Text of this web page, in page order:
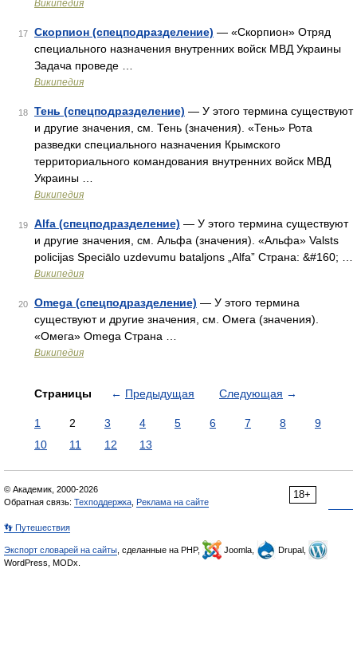
Википедия
17 Скорпион (спецподразделение) — «Скорпион» Отряд
специального назначения внутренних войск МВД Украины
Задача проведе …
Википедия
18 Тень (спецподразделение) — У этого термина существуют
и другие значения, см. Тень (значения). «Тень» Рота
разведки специального назначения Крымского
территориального командования внутренних войск МВД
Украины …
Википедия
19 Alfa (спецподразделение) — У этого термина существуют
и другие значения, см. Альфа (значения). «Альфа» Valsts
policijas Speciālo uzdevumu bataljons „Alfa” Страна: &#160; …
Википедия
20 Omega (спецподразделение) — У этого термина
существуют и другие значения, см. Омега (значения).
«Омега» Omega Страна …
Википедия
Страницы ← Предыдущая Следующая →
1 2 3 4 5 6 7 8
9
10
11 12 13
18+
© Академик, 2000-2026
Обратная связь: Техподдержка Реклама на сайте
👣 Путешествия
Экспорт словарей на сайты , сделанные на PHP, Joomla,
Drupal,
WordPress, MODx.